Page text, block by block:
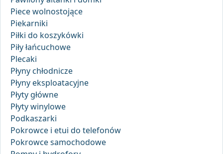
Piece wolnostojące
Piekarniki
Piłki do koszykówki
Piły łańcuchowe
Plecaki
Płyny chłodnicze
Płyny eksploatacyjne
Płyty główne
Płyty winylowe
Podkaszarki
Pokrowce i etui do telefonów
Pokrowce samochodowe